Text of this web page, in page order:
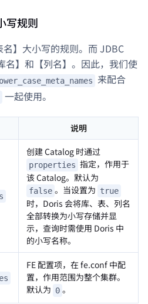
写规则
】大小写的规则。而 JDBC
名】和【列名】。因此，我们使
来配合
一起使用。
说明
创建 Catalog 时通过
properties 指定，作用于
该 Catalog。默认为
false 。当设置为 true
时，Doris 会将库、表、列名
全部转换为小写存储并显
示，查询时需使用 Doris 中
的小写名称。
FE 配置项，在 fe.conf 中配
置，作用范围为整个集群。
默认为 0 。